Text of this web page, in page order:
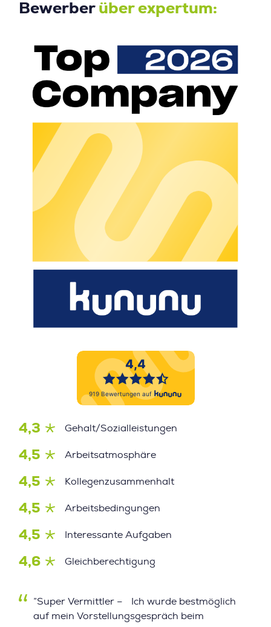
Bewerber über expertum:
4,3 Gehalt/Sozialleistungen
4,5 Arbeitsatmosphäre
4,5 Kollegenzusammenhalt
4,5 Arbeitsbedingungen
4,5 Interessante Aufgaben
4,6 Gleichberechtigung
”Super Vermittler – Ich wurde bestmöglich
auf mein Vorstellungsgespräch beim